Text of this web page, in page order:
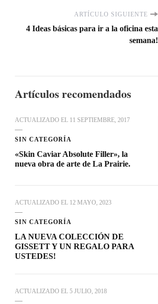
ARTÍCULO SIGUIENTE
4 Ideas básicas para ir a la oficina esta
semana!
Artículos recomendados
ACTUALIZADO EL 11 SEPTIEMBRE, 2017
SIN CATEGORÍA
«Skin Caviar Absolute Filler», la
nueva obra de arte de La Prairie.
ACTUALIZADO EL 12 MAYO, 2023
SIN CATEGORÍA
LA NUEVA COLECCIÓN DE
GISSETT Y UN REGALO PARA
USTEDES!
ACTUALIZADO EL 5 JULIO, 2018